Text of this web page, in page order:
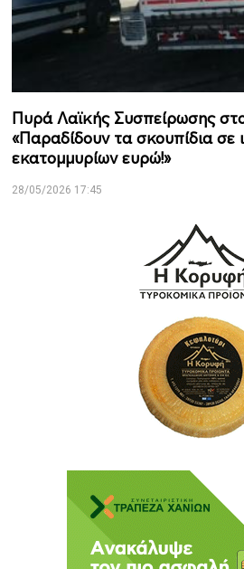
Πυρά Λαϊκής Συσπείρωσης
«Παραδίδουν τα σκουπίδια σε
εκατομμυρίων ευρώ!»
28/05/2026 17:45